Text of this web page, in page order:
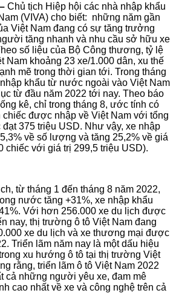
Chủ tịch Hiệp hội các nhà nhập khẩu
(VIVA) cho biết: những năm gần
Việt Nam đang có sự tăng trưởng
tăng nhanh và nhu cầu sở hữu xe
số liệu của Bộ Công thương, tỷ lệ
Nam khoảng 23 xe/1.000 dân, xu thế
mẽ trong thời gian tới. Trong tháng
khẩu từ nước ngoài vào Việt Nam
từ đầu năm 2022 tới nay. Theo báo
kê, chỉ trong tháng 8, ước tính có
được nhập về Việt Nam với tổng
375 triệu USD. Như vậy, xe nhập
về số lượng và tăng 25,2% về giá
chiếc với giá trị 299,5 triệu USD).
từ tháng 1 đến tháng 8 năm 2022,
nước tăng +31%, xe nhập khẩu
Với hơn 256.000 xe du lịch được
nay, thị trường ô tô Việt Nam đang
xe du lịch và xe thương mại được
Triển lãm năm nay là một dấu hiệu
xu hướng ô tô tại thị trường Việt
rằng, triển lãm ô tô Việt Nam 2022
cả những người yêu xe, đam mê
cao nhất về xe và công nghệ trên cả